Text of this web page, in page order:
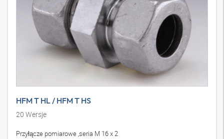
HFM T HL / HFM T HS
20 Wersje
Przyłącze pomiarowe ,seria M 16 x 2